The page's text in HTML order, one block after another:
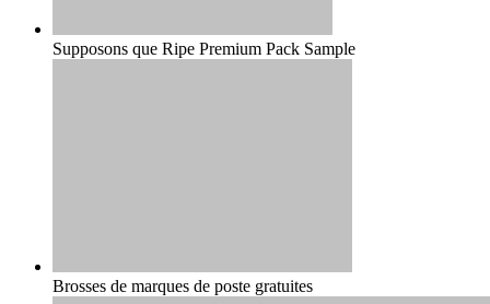
Supposons que Ripe Premium Pack Sample
Brosses de marques de poste gratuites